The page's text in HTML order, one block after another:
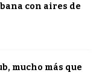
con aires de
mucho más que